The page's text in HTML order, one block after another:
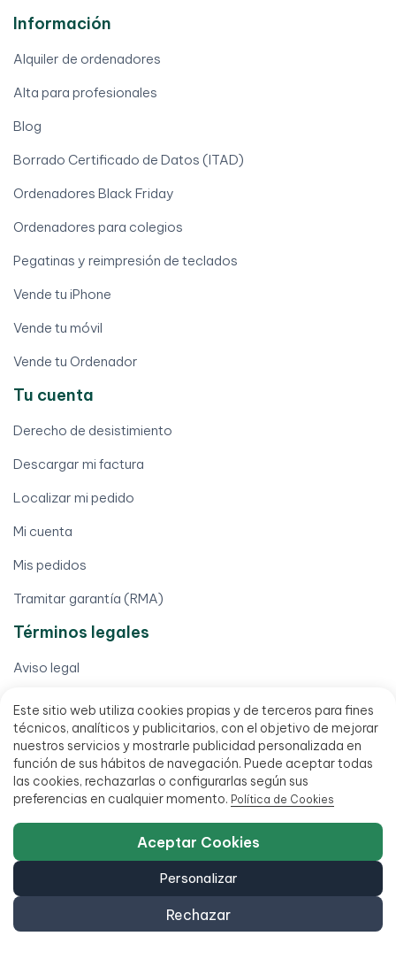
Este sitio web utiliza cookies propias y de terceros para fines
técnicos, analíticos y publicitarios, con el objetivo de mejorar
nuestros servicios y mostrarle publicidad personalizada en
función de sus hábitos de navegación. Puede aceptar todas
las cookies, rechazarlas o configurarlas según sus
preferencias en cualquier momento. Política de Cookies
Rechazar
Personalizar
Aceptar Cookies
Información
Alquiler de ordenadores
Alta para profesionales
Blog
Borrado Certificado de Datos (ITAD)
Ordenadores Black Friday
Ordenadores para colegios
Pegatinas y reimpresión de teclados
Vende tu iPhone
Vende tu móvil
Vende tu Ordenador
Tu cuenta
Derecho de desistimiento
Descargar mi factura
Localizar mi pedido
Mi cuenta
Mis pedidos
Tramitar garantía (RMA)
Términos legales
Aviso legal
Condiciones de venta
Financia hasta 18 meses
Política de accesibilidad
951 20 47 46
C/ San Millán 27, 29013 Málaga, España